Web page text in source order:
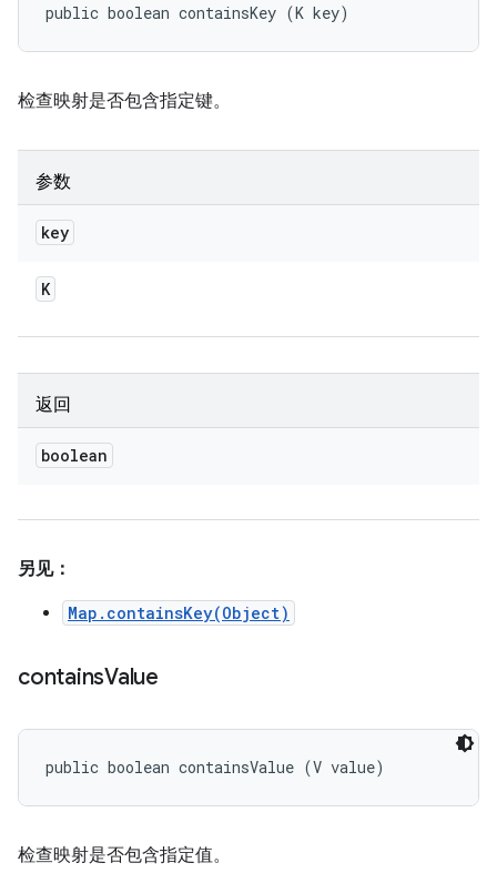
public boolean containsKey (K key)
检查映射是否包含指定键。
参数
key
K
返回
boolean
另见：
Map.containsKey(Object)
containsValue
public boolean containsValue (V value)
检查映射是否包含指定值。